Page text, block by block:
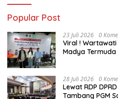
Popular Post
23 Juli 2026 0
Viral ! Wartawati
Madya
28 Juli 2026 0
Lewat RDP
Tambang PGM